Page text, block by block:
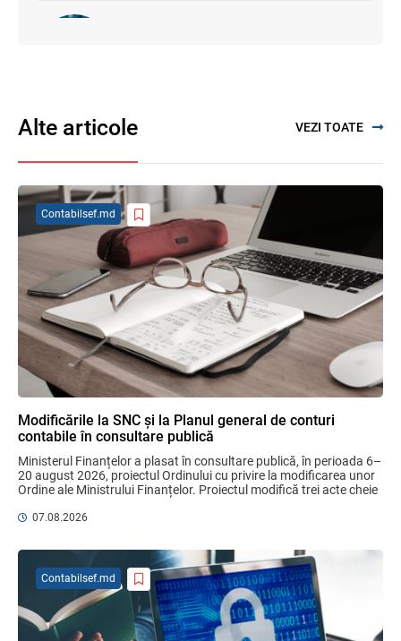
SFS a anunțat programul de seminare
Se propune modificarea Legii auditului —
consultări publice până la 19 august 2026
05.08.2026
Garanția financiară pentru refacerea
mediului la exploatarea resurselor
minerale
04.08.2026
Domenii supuse controalelor fiscale
operative în luna august 2026
05.08.2026 Serviciul Fiscal de Stat
integrală a Titlului IV - accize armonizate
cu legislația UE
03.08.2026
Alte articole VEZI TOATE
Modificările la SNC și la Planul general de conturi
contabile în consultare publică
Ministerul Finanțelor a plasat în consultare publică, în perioada 6–
20 august 2026, proiectul Ordinului cu privire la modificarea unor
Ordine ale Ministrului Finanțelor. Proiectul modifică trei acte cheie
07.08.2026
Contabilsef.md
Contabilsef.md